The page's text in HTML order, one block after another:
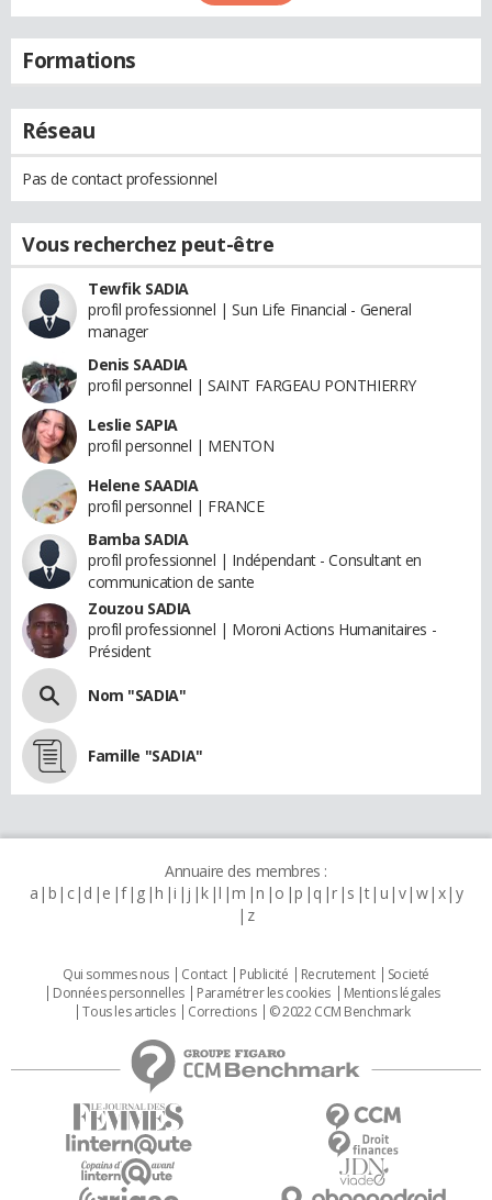
Formations
Réseau
Pas de contact professionnel
Vous recherchez peut-être
Tewfik SADIA
profil professionnel | Sun Life Financial - General
manager
Denis SAADIA
profil personnel | SAINT FARGEAU PONTHIERRY
Leslie SAPIA
profil personnel | MENTON
Helene SAADIA
profil personnel | FRANCE
Bamba SADIA
profil professionnel | Indépendant - Consultant en
communication de sante
Zouzou SADIA
profil professionnel | Moroni Actions Humanitaires -
Président
Nom "SADIA"
Famille "SADIA"
Annuaire des membres :
a b c d e f g h i j k l m n o p q r s t u v w x y
z
Qui sommes nous Contact Publicité Recrutement
Societé
Données personnelles
Paramétrer les cookies
Mentions légales
Tous les articles
Corrections © 2022 CCM Benchmark